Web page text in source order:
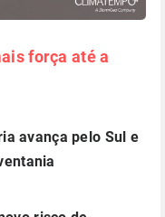
força até a
avança pelo Sul e